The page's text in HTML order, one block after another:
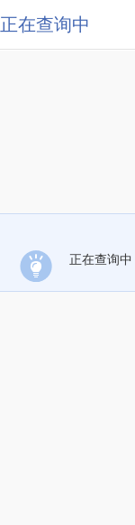
正在查询中
正在查询